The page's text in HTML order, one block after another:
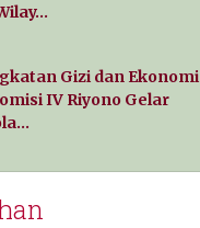
Gizi dan Ekonomi
IV Riyono Gelar